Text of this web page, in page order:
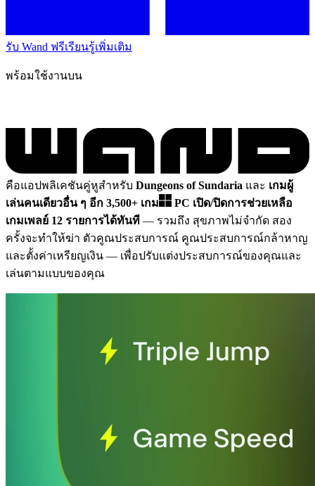
รับ Wand ฟรีเรียนรู้เพิ่มเติม
พร้อมใช้งานบน
คือแอปพลิเคชันคู่หูสำหรับ Dungeons of Sundaria และ เกมผู้
เล่นคนเดียวอื่น ๆ อีก 3,500+ เกม
PC เปิด/ปิดการช่วยเหลือ
เกมเพลย์ 12 รายการได้ทันที — รวมถึง สุขภาพไม่จำกัด สอง
ครั้งจะทำให้ฆ่า ตัวคูณประสบการณ์ คูณประสบการณ์กล้าหาญ
และตั้งค่าเหรียญเงิน — เพื่อปรับแต่งประสบการณ์ของคุณและ
เล่นตามแบบของคุณ